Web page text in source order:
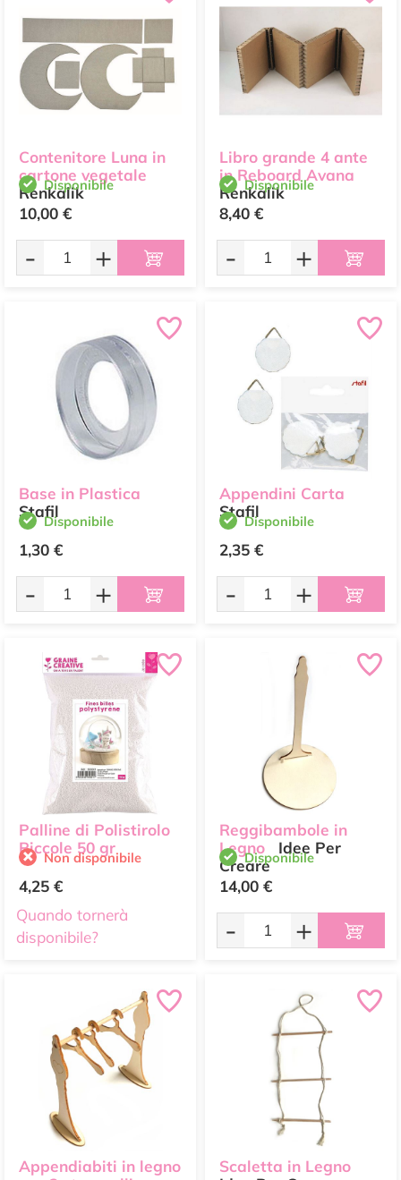
Contenitore Luna in
cartone vegetale
Renkalik
Disponibile
10,00 €
- +
Libro grande 4 ante
in Reboard Avana
Renkalik
Disponibile
8,40 €
- +
Base in Plastica
Stafil
Disponibile
1,30 €
- +
Appendini Carta
Stafil
Disponibile
2,35 €
- +
Palline di Polistirolo
Piccole 50 gr
Non disponibile
4,25 €
Quando tornerà
disponibile?
Reggibambole in
Legno
Idee Per
CreareDisponibile
14,00 €
- +
Appendiabiti in legno
Scaletta in Legno